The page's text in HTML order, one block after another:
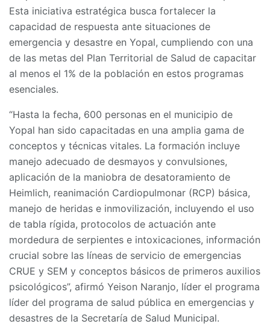
Esta iniciativa estratégica busca fortalecer la
capacidad de respuesta ante situaciones de
emergencia y desastre en Yopal, cumpliendo con una
de las metas del Plan Territorial de Salud de capacitar
al menos el 1% de la población en estos programas
esenciales.
“Hasta la fecha, 600 personas en el municipio de
Yopal han sido capacitadas en una amplia gama de
conceptos y técnicas vitales. La formación incluye
manejo adecuado de desmayos y convulsiones,
aplicación de la maniobra de desatoramiento de
Heimlich, reanimación Cardiopulmonar (RCP) básica,
manejo de heridas e inmovilización, incluyendo el uso
de tabla rígida, protocolos de actuación ante
mordedura de serpientes e intoxicaciones, información
crucial sobre las líneas de servicio de emergencias
CRUE y SEM y conceptos básicos de primeros auxilios
psicológicos”, afirmó Yeison Naranjo, líder el programa
líder del programa de salud pública en emergencias y
desastres de la Secretaría de Salud Municipal.